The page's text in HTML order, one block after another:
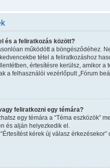
és a feliratkozás között?
működött a böngésződéhez.
tétel a feliratkozáshoz
értesítésre kerülsz, amikor a
a felhasználói vezérlőpult „Fórum
feliratkozni egy témára?
egy témára a “Téma eszközök”
és alján helyezkedik el.
kérek új válasz